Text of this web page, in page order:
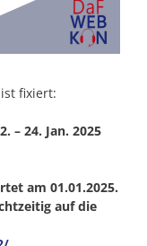
fixiert:
– 24. Jan. 2025
am 01.01.2025.
auf die